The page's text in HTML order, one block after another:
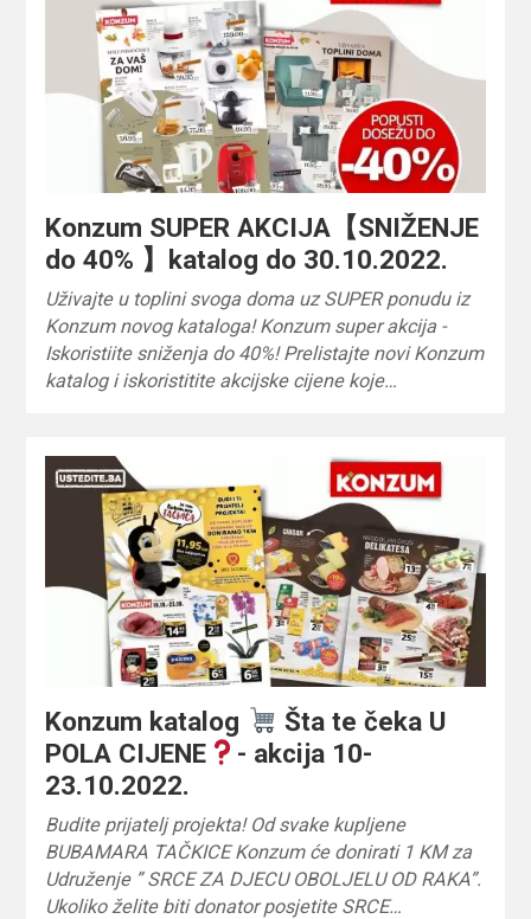
Konzum SUPER AKCIJA【SNIŽENJE
do 40% 】katalog do 30.10.2022.
Uživajte u toplini svoga doma uz SUPER ponudu iz
Konzum novog kataloga! Konzum super akcija -
Iskoristiite sniženja do 40%! Prelistajte novi Konzum
katalog i iskoristitite akcijske cijene koje…
Konzum katalog
Šta te čeka U
POLA CIJENE
- akcija 10-
23.10.2022.
Budite prijatelj projekta! Od svake kupljene
BUBAMARA TAČKICE Konzum će donirati 1 KM za
Udruženje ” SRCE ZA DJECU OBOLJELU OD RAKA”.
Ukoliko želite biti donator posjetite SRCE…